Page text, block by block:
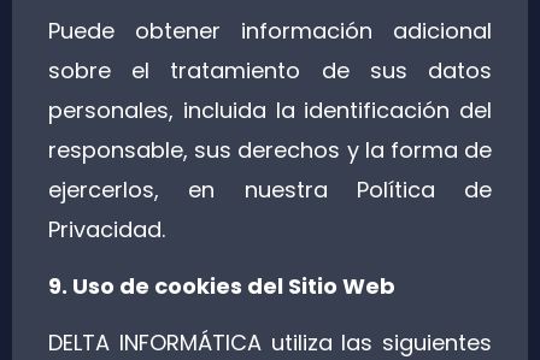
Puede obtener información adicional
sobre el tratamiento de sus datos
personales, incluida la identificación del
responsable, sus derechos y la forma de
ejercerlos, en nuestra Política de
Privacidad.
9. Uso de cookies del Sitio Web
DELTA INFORMÁTICA utiliza las siguientes